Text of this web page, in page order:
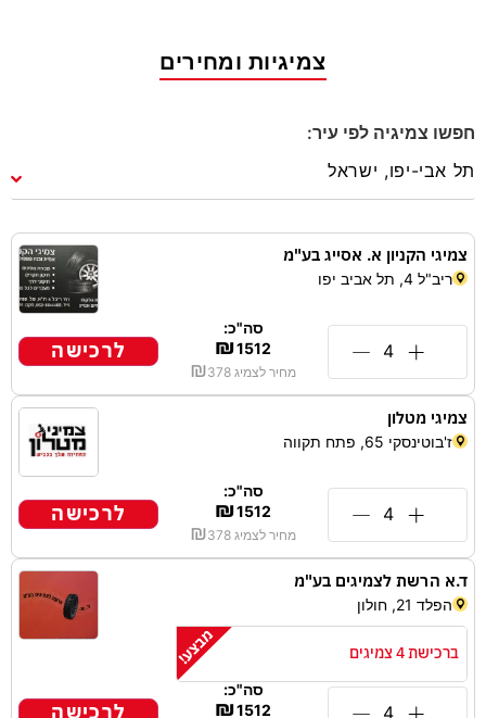
צמיגיות ומחירים
חפשו צמיגיה לפי עיר:
צמיגי הקניון א. אסייג בע"מ
ריב"ל 4, תל אביב יפו
סה"כ:
₪1512
מחיר לצמיג ₪378
לרכישה
צמיגי מטלון
ז'בוטינסקי 65, פתח תקווה
סה"כ:
₪1512
מחיר לצמיג ₪378
לרכישה
ד.א הרשת לצמיגים בע"מ
הפלד 21, חולון
ברכישת 4 צמיגים
סה"כ:
₪1512